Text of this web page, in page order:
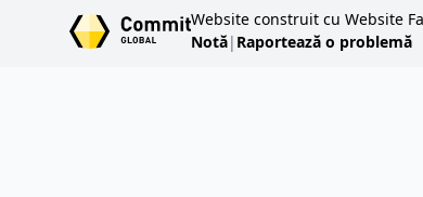
Website construit cu Website
Notă| Raportează o problemă